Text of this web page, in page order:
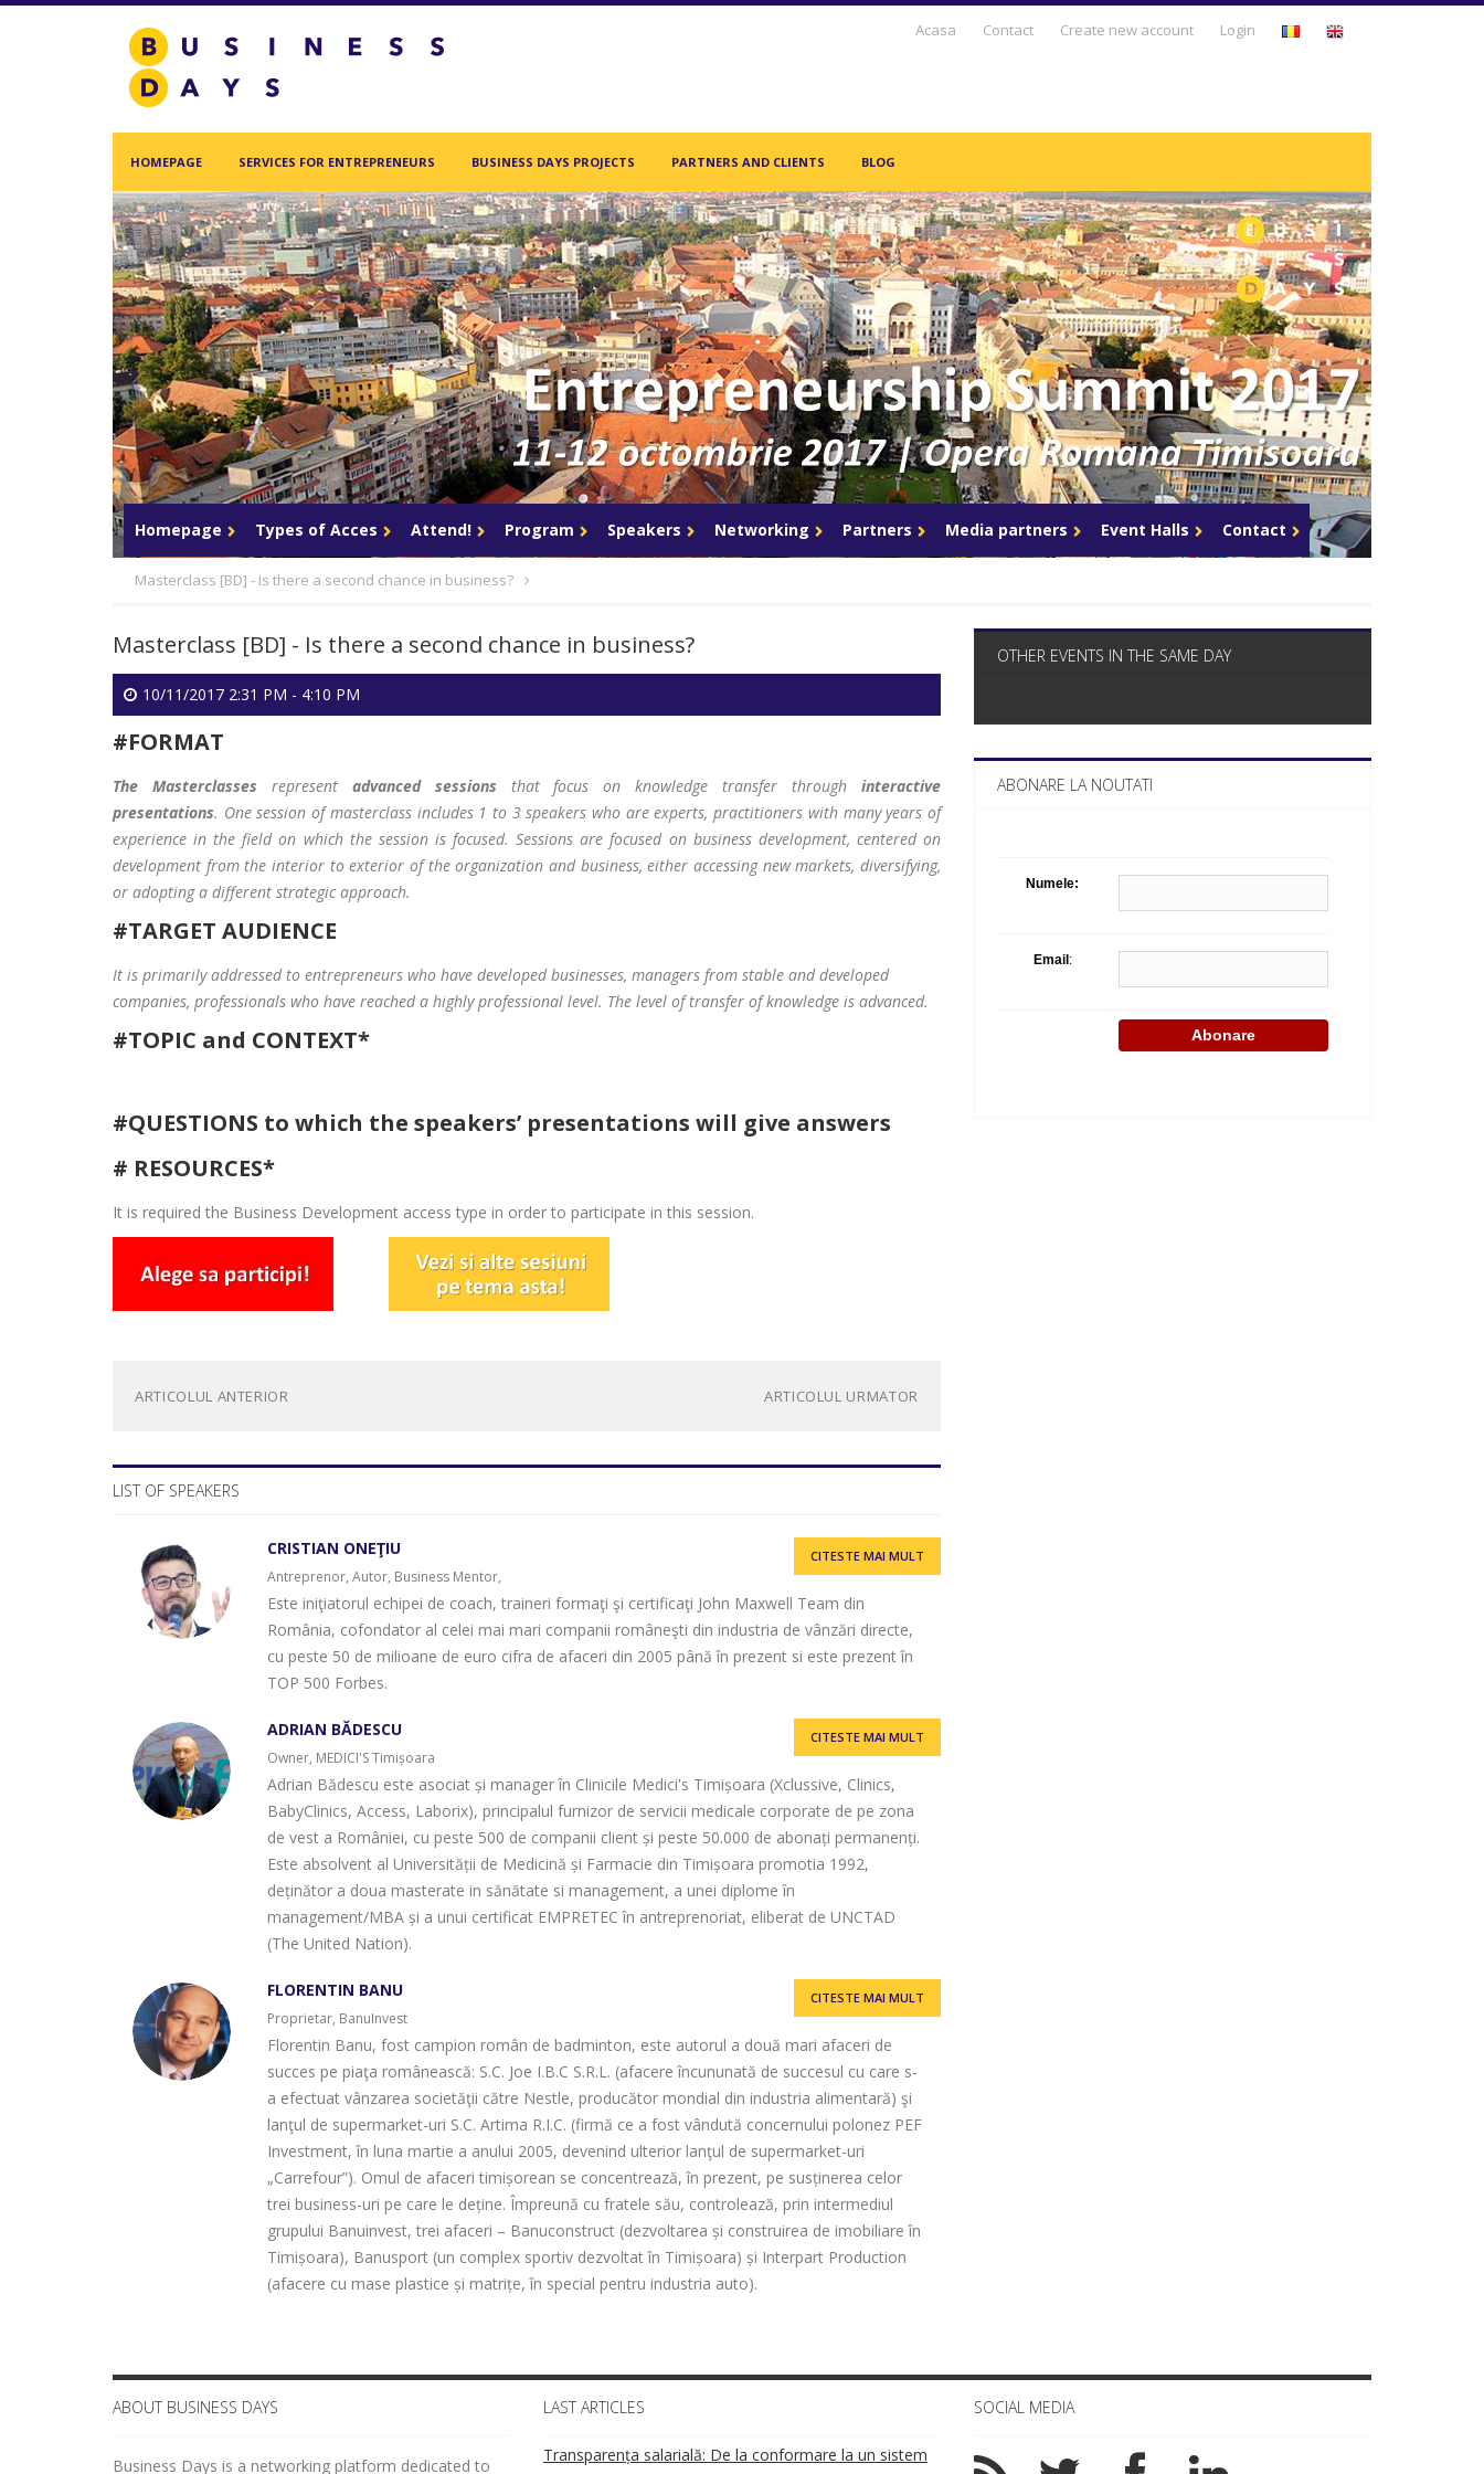
Services for Entrepreneurs
Business Days Projects
Partners and Clients
Business Days
Entrepreneurship & Intrapreneurship
Leadership & Human Resources
Management & Business Strategy
Personal Development
Sales & Marketing
Technology & Innovation
Trends & Opportunities
What Business Days Platform means
Acasa Contact Create new account Login
HOMEPAGE SERVICES FOR ENTREPRENEURS BUSINESS DAYS PROJECTS PARTNERS AND CLIENTS BLOG
Homepage Types of Acces Attend! Program Speakers Networking Partners Media partners Event Halls Contact
Masterclass [BD] - Is there a second chance in business?
Masterclass [BD] - Is there a second chance in business?
10/11/2017 2:31 PM - 4:10 PM
#FORMAT
The Masterclasses represent advanced sessions that focus on knowledge transfer throughinteractive
presentations. One session of masterclass includes 1 to 3 speakers who are experts, practitioners with many years of
experience in the field on which the session is focused. Sessions are focused on business development, centered on
development from the interior to exterior of the organization and business, either accessing new markets, diversifying,
or adopting a different strategic approach.
#TARGET AUDIENCE
It is primarily addressed to entrepreneurs who have developed businesses, managers from stable and developed
companies, professionals who have reached a highly professional level. The level of transfer of knowledge is advanced.
#TOPIC and CONTEXT*
#QUESTIONS to which the speakers’ presentations will give answers
​# RESOURCES*
It is required the Business Development access type in order to participate in this session.
ARTICOLUL ANTERIOR ARTICOLUL URMATOR
LIST OF SPEAKERS
CRISTIAN ONEŢIU
Antreprenor, Autor, Business Mentor,
Este iniţiatorul echipei de coach, traineri formaţi şi certificaţi John Maxwell Team din
România, cofondator al celei mai mari companii româneşti din industria de vânzări directe,
cu peste 50 de milioane de euro cifra de afaceri din 2005 până în prezent si este prezent în
TOP 500 Forbes.
CITESTE MAI MULT
ADRIAN BĂDESCU
Owner, MEDICI'S Timișoara
Adrian Bădescu este asociat și manager în Clinicile Medici's Timișoara (Xclussive, Clinics,
BabyClinics, Access, Laborix), principalul furnizor de servicii medicale corporate de pe zona
de vest a României, cu peste 500 de companii client și peste 50.000 de abonați permanenți.
Este absolvent al Universității de Medicină și Farmacie din Timișoara promotia 1992,
deținător a doua masterate in sănătate si management, a unei diplome în
management/MBA și a unui certificat EMPRETEC în antreprenoriat, eliberat de UNCTAD
(The United Nation).
CITESTE MAI MULT
FLORENTIN BANU
Proprietar, BanuInvest
Florentin Banu, fost campion român de badminton, este autorul a două mari afaceri de
succes pe piaţa românească: S.C. Joe I.B.C S.R.L. (afacere încununată de succesul cu care s-
a efectuat vânzarea societăţii către Nestle, producător mondial din industria alimentară) şi
lanţul de supermarket-uri S.C. Artima R.I.C. (firmă ce a fost vândută concernului polonez PEF
Investment, în luna martie a anului 2005, devenind ulterior lanţul de supermarket-uri
„Carrefour”). Omul de afaceri timișorean se concentrează, în prezent, pe susținerea celor
trei business-uri pe care le deține. Împreună cu fratele său, controlează, prin intermediul
grupului Banuinvest, trei afaceri – Banuconstruct (dezvoltarea și construirea de imobiliare în
Timișoara), Banusport (un complex sportiv dezvoltat în Timișoara) și Interpart Production
(afacere cu mase plastice și matrițe, în special pentru industria auto).
CITESTE MAI MULT
OTHER EVENTS IN THE SAME DAY
ABONARE LA NOUTATI
Numele:
Email :
ABOUT BUSINESS DAYS
Business Days is a networking platform dedicated to
LAST ARTICLES
Transparența salarială: De la conformare la un sistem
SOCIAL MEDIA